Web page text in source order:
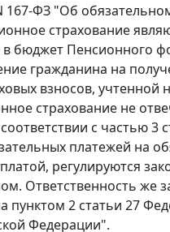
167-ФЗ "Об
страхование
бюджет Пенсионного
гражданина на
взносов, учтенной
страхование не
с частью 3
платежей на
регулируются
Ответственность же
пунктом 2 статьи 27
Федерации".